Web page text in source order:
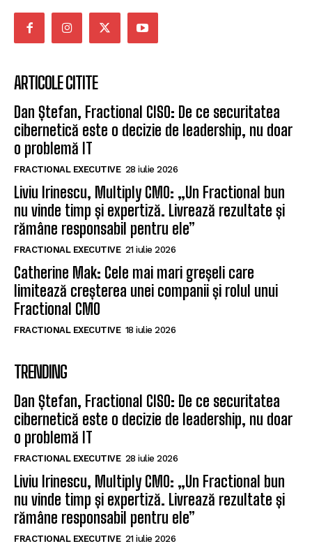
ARTICOLE CITITE
Dan Ștefan, Fractional CISO: De ce securitatea
cibernetică este o decizie de leadership, nu doar
o problemă IT
FRACTIONAL EXECUTIVE 28 iulie 2026
Liviu Irinescu, Multiply CMO: „Un Fractional bun
nu vinde timp și expertiză. Livrează rezultate și
rămâne responsabil pentru ele”
FRACTIONAL EXECUTIVE 21 iulie 2026
Catherine Mak: Cele mai mari greșeli care
limitează creșterea unei companii și rolul unui
Fractional CMO
FRACTIONAL EXECUTIVE 18 iulie 2026
TRENDING
Dan Ștefan, Fractional CISO: De ce securitatea
cibernetică este o decizie de leadership, nu doar
o problemă IT
FRACTIONAL EXECUTIVE 28 iulie 2026
Liviu Irinescu, Multiply CMO: „Un Fractional bun
nu vinde timp și expertiză. Livrează rezultate și
rămâne responsabil pentru ele”
FRACTIONAL EXECUTIVE 21 iulie 2026